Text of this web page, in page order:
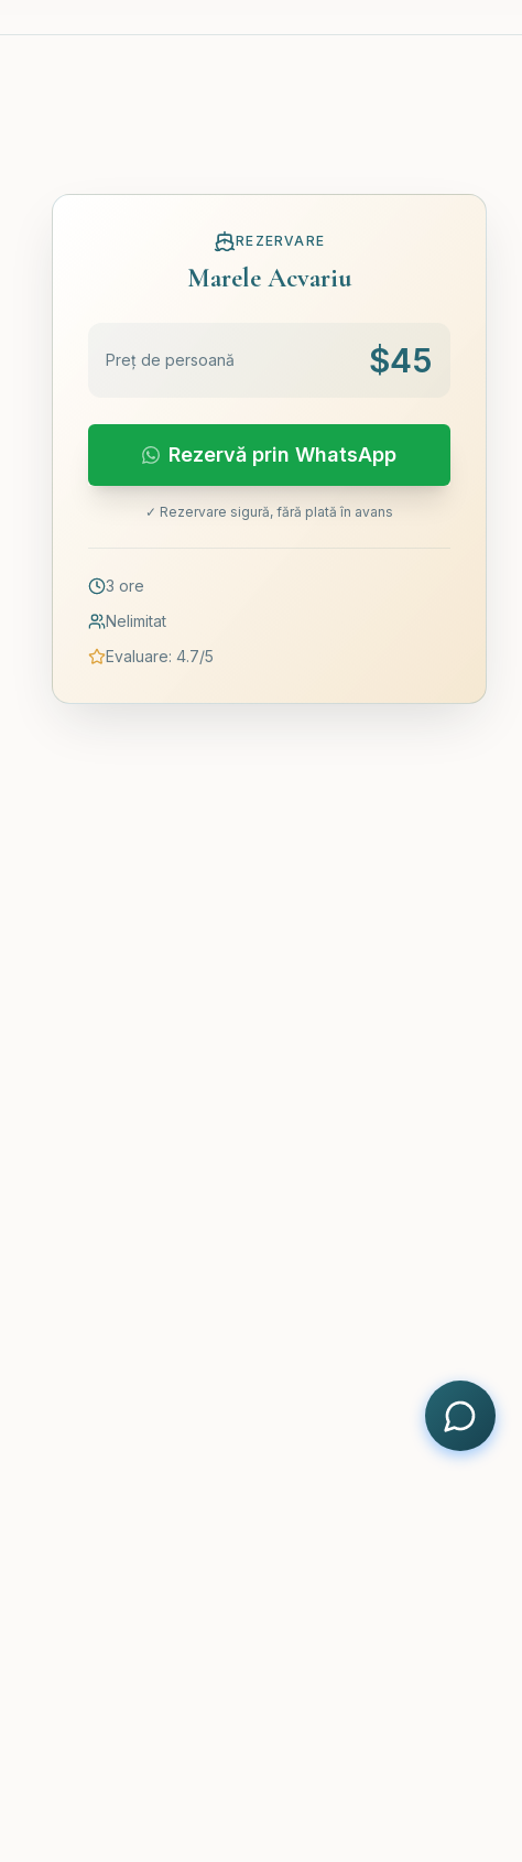
REZERVARE
Marele Acvariu
Preț de persoană $45
Rezervă prin WhatsApp
✓ Rezervare sigură, fără plată în avans
3 ore
Nelimitat
Evaluare:4.7/5